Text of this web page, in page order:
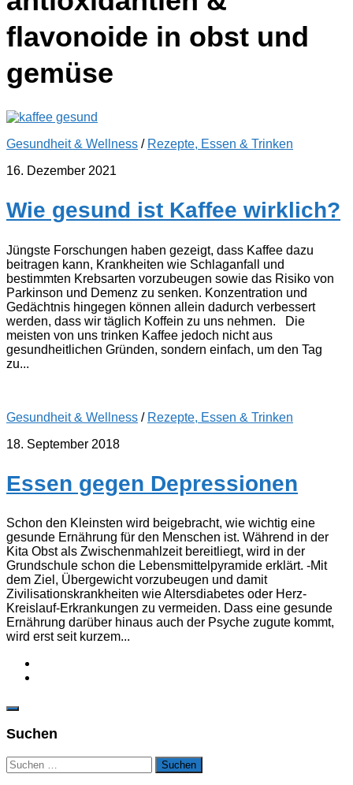
flavonoide in obst und
gemüse
Gesundheit & Wellness / Rezepte, Essen & Trinken
16. Dezember 2021
Wie gesund ist Kaffee wirklich?
Jüngste Forschungen haben gezeigt, dass Kaffee dazu
beitragen kann, Krankheiten wie Schlaganfall und
bestimmten Krebsarten vorzubeugen sowie das Risiko von
Parkinson und Demenz zu senken. Konzentration und
Gedächtnis hingegen können allein dadurch verbessert
werden, dass wir täglich Koffein zu uns nehmen. Die
meisten von uns trinken Kaffee jedoch nicht aus
gesundheitlichen Gründen, sondern einfach, um den Tag
zu...
Gesundheit & Wellness / Rezepte, Essen & Trinken
18. September 2018
Essen gegen Depressionen
Schon den Kleinsten wird beigebracht, wie wichtig eine
gesunde Ernährung für den Menschen ist. Während in der
Kita Obst als Zwischenmahlzeit bereitliegt, wird in der
Grundschule schon die Lebensmittelpyramide erklärt. -Mit
dem Ziel, Übergewicht vorzubeugen und damit
Zivilisationskrankheiten wie Altersdiabetes oder Herz-
Kreislauf-Erkrankungen zu vermeiden. Dass eine gesunde
Ernährung darüber hinaus auch der Psyche zugute kommt,
wird erst seit kurzem...
Suchen
Suchen
nach: